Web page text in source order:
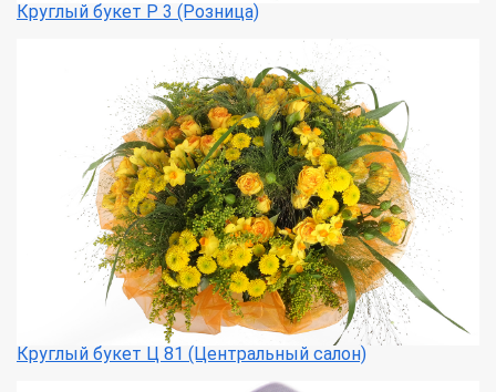
Круглый букет Р 3 (Розница)
Круглый букет Ц 81 (Центральный салон)